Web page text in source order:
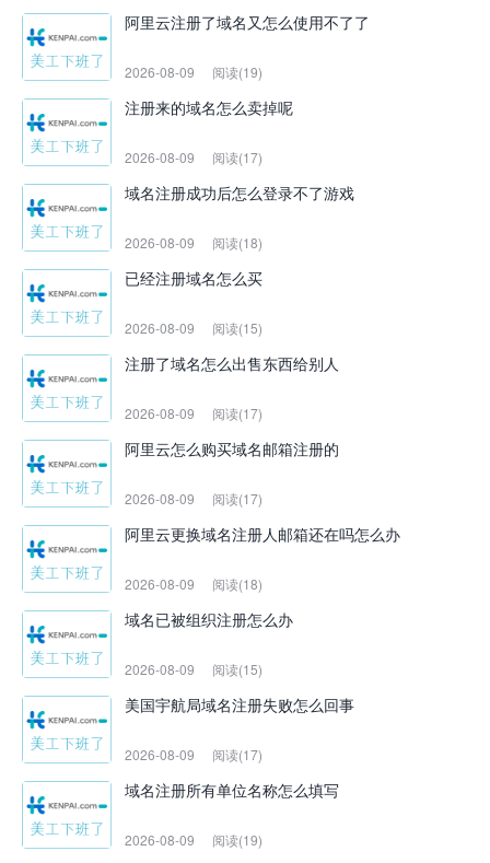
阿里云注册了域名又怎么使用不了了
2026-08-09 阅读(19)
注册来的域名怎么卖掉呢
2026-08-09 阅读(17)
域名注册成功后怎么登录不了游戏
2026-08-09 阅读(18)
已经注册域名怎么买
2026-08-09 阅读(15)
注册了域名怎么出售东西给别人
2026-08-09 阅读(17)
阿里云怎么购买域名邮箱注册的
2026-08-09 阅读(17)
阿里云更换域名注册人邮箱还在吗怎么办
2026-08-09 阅读(18)
域名已被组织注册怎么办
2026-08-09 阅读(15)
美国宇航局域名注册失败怎么回事
2026-08-09 阅读(17)
域名注册所有单位名称怎么填写
2026-08-09 阅读(19)